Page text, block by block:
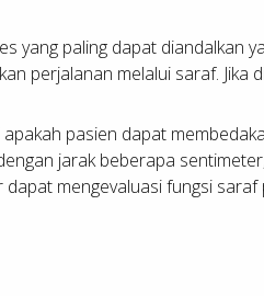
yang paling dapat diandalkan
perjalanan melalui saraf.
pasien dapat
jarak beberapa
mengevaluasi fungsi